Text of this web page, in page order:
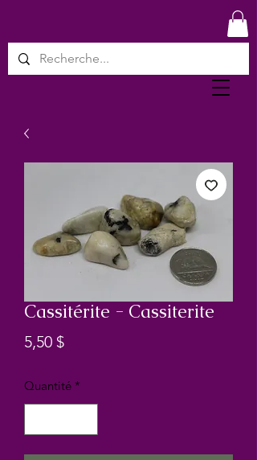
Cassitérite - Cassiterite
5,50 $Prix
Quantité *